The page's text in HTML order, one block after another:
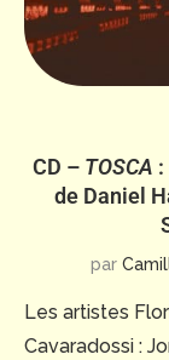
CD – TOSCA
de Daniel
par
Les artistes
Cavaradossi :